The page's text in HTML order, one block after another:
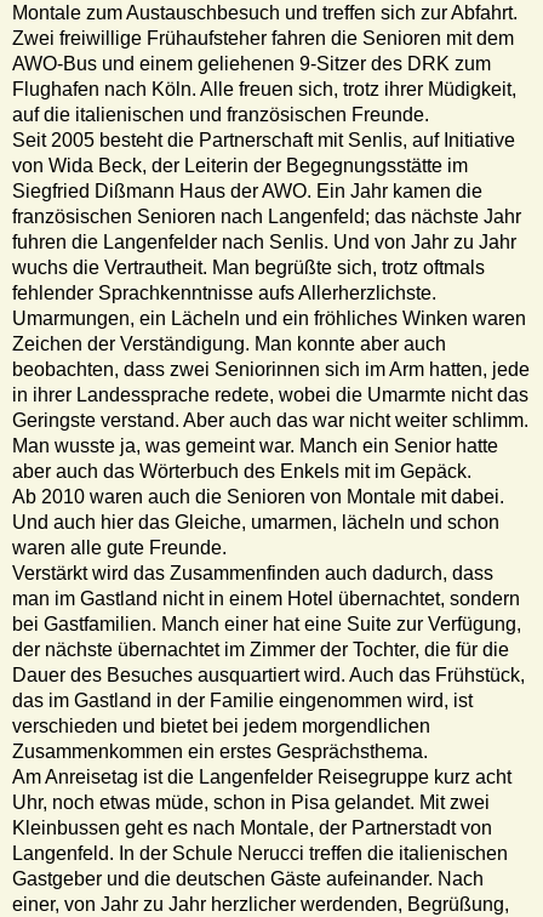
Montale zum Austauschbesuch und treffen sich zur Abfahrt.
Zwei freiwillige Frühaufsteher fahren die Senioren mit dem
AWO-Bus und einem geliehenen 9-Sitzer des DRK zum
Flughafen nach Köln. Alle freuen sich, trotz ihrer Müdigkeit,
auf die italienischen und französischen Freunde.
Seit 2005 besteht die Partnerschaft mit Senlis, auf Initiative
von Wida Beck, der Leiterin der Begegnungsstätte im
Siegfried Dißmann Haus der AWO. Ein Jahr kamen die
französischen Senioren nach Langenfeld; das nächste Jahr
fuhren die Langenfelder nach Senlis. Und von Jahr zu Jahr
wuchs die Vertrautheit. Man begrüßte sich, trotz oftmals
fehlender Sprachkenntnisse aufs Allerherzlichste.
Umarmungen, ein Lächeln und ein fröhliches Winken waren
Zeichen der Verständigung. Man konnte aber auch
beobachten, dass zwei Seniorinnen sich im Arm hatten, jede
in ihrer Landessprache redete, wobei die Umarmte nicht das
Geringste verstand. Aber auch das war nicht weiter schlimm.
Man wusste ja, was gemeint war. Manch ein Senior hatte
aber auch das Wörterbuch des Enkels mit im Gepäck.
Ab 2010 waren auch die Senioren von Montale mit dabei.
Und auch hier das Gleiche, umarmen, lächeln und schon
waren alle gute Freunde.
Verstärkt wird das Zusammenfinden auch dadurch, dass
man im Gastland nicht in einem Hotel übernachtet, sondern
bei Gastfamilien. Manch einer hat eine Suite zur Verfügung,
der nächste übernachtet im Zimmer der Tochter, die für die
Dauer des Besuches ausquartiert wird. Auch das Frühstück,
das im Gastland in der Familie eingenommen wird, ist
verschieden und bietet bei jedem morgendlichen
Zusammenkommen ein erstes Gesprächsthema.
Am Anreisetag ist die Langenfelder Reisegruppe kurz acht
Uhr, noch etwas müde, schon in Pisa gelandet. Mit zwei
Kleinbussen geht es nach Montale, der Partnerstadt von
Langenfeld. In der Schule Nerucci treffen die italienischen
Gastgeber und die deutschen Gäste aufeinander. Nach
einer, von Jahr zu Jahr herzlicher werdenden, Begrüßung,